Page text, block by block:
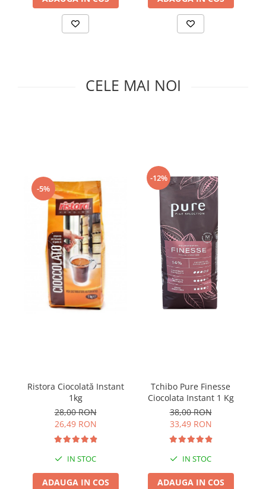
Capsule de Cafea
CELE MAI NOI
-5%
Ristora Ciocolată Instant
1kg
28,00 RON
26,49 RON
IN STOC
ADAUGA IN COS
-12%
Tchibo Pure Finesse
Ciocolata Instant 1 Kg
38,00 RON
33,49 RON
IN STOC
ADAUGA IN COS